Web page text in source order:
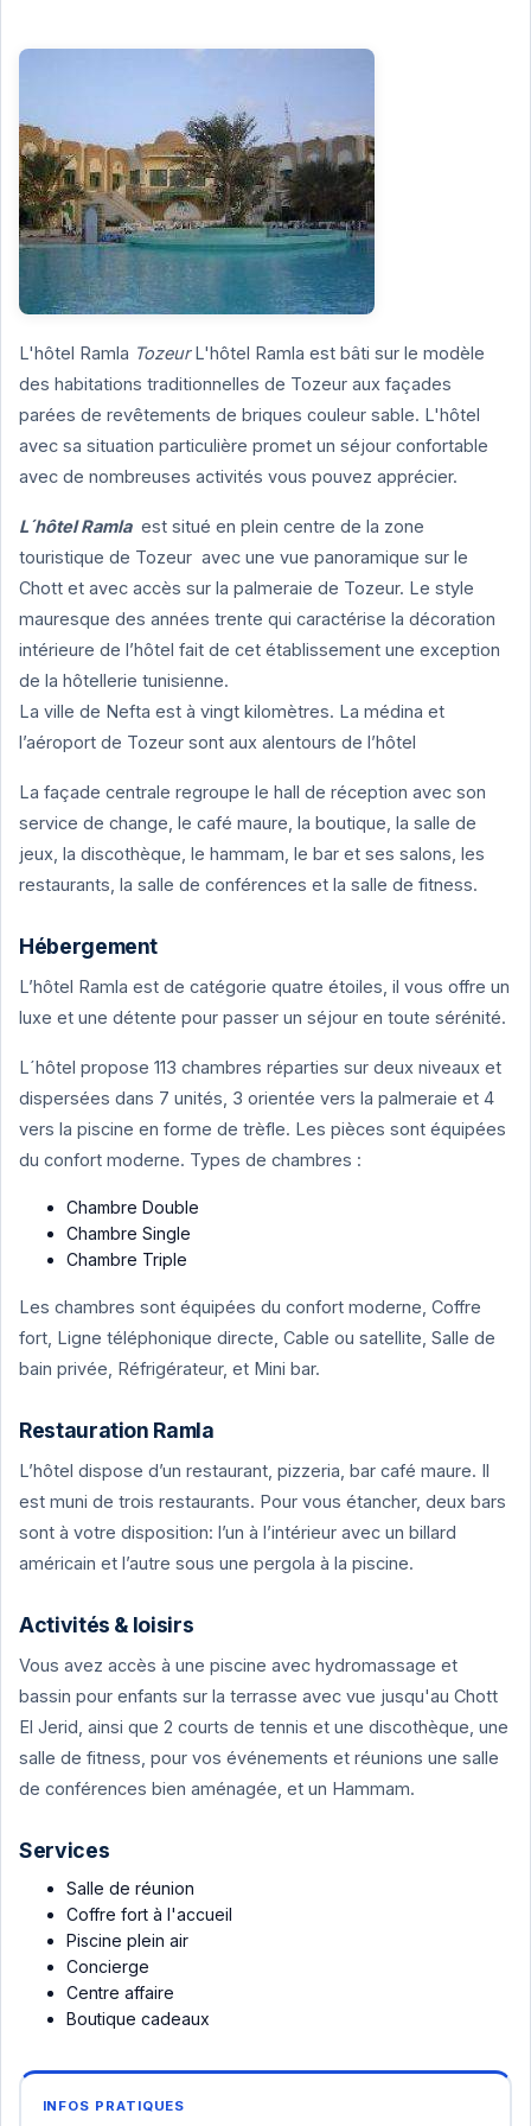
L'hôtel Ramla TozeurL'hôtel Ramla est bâti sur le modèle
des habitations traditionnelles de Tozeur aux façades
parées de revêtements de briques couleur sable. L'hôtel
avec sa situation particulière promet un séjour confortable
avec de nombreuses activités vous pouvez apprécier.
L´hôtel Ramlaest situé en plein centre de la zone
touristique de Tozeur avec une vue panoramique sur le
Chott et avec accès sur la palmeraie de Tozeur. Le style
mauresque des années trente qui caractérise la décoration
intérieure de l’hôtel fait de cet établissement une exception
de la hôtellerie tunisienne.
La ville de Nefta est à vingt kilomètres. La médina et
l’aéroport de Tozeur sont aux alentours de l’hôtel
La façade centrale regroupe le hall de réception avec son
service de change, le café maure, la boutique, la salle de
jeux, la discothèque, le hammam, le bar et ses salons, les
restaurants, la salle de conférences et la salle de fitness.
Hébergement
L’hôtel Ramla est de catégorie quatre étoiles, il vous offre un
luxe et une détente pour passer un séjour en toute sérénité.
L´hôtel propose 113 chambres réparties sur deux niveaux et
dispersées dans 7 unités, 3 orientée vers la palmeraie et 4
vers la piscine en forme de trèfle. Les pièces sont équipées
du confort moderne. Types de chambres :
Chambre Double
Chambre Single
Chambre Triple
Les chambres sont équipées du confort moderne, Coffre
fort, Ligne téléphonique directe, Cable ou satellite, Salle de
bain privée, Réfrigérateur, et Mini bar.
Restauration Ramla
L’hôtel dispose d’un restaurant, pizzeria, bar café maure. Il
est muni de trois restaurants. Pour vous étancher, deux bars
sont à votre disposition: l’un à l’intérieur avec un billard
américain et l’autre sous une pergola à la piscine.
Activités & loisirs
Vous avez accès à une piscine avec hydromassage et
bassin pour enfants sur la terrasse avec vue jusqu'au Chott
El Jerid, ainsi que 2 courts de tennis et une discothèque, une
salle de fitness, pour vos événements et réunions une salle
de conférences bien aménagée, et un Hammam.
Services
Salle de réunion
Coffre fort à l'accueil
Piscine plein air
Concierge
Centre affaire
Boutique cadeaux